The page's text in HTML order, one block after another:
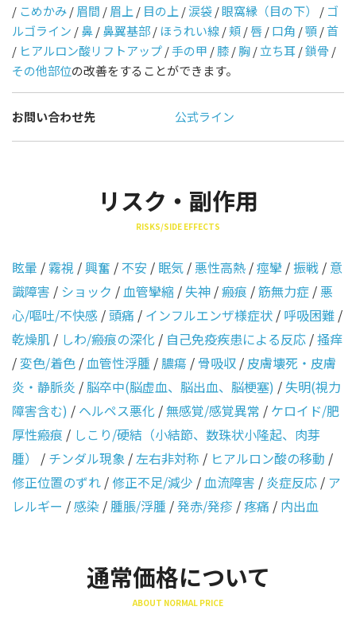
/ こめかみ/眉間 /眉上 / 目の上 /涙袋/眼窩縁（目の下） / ゴ
ルゴライン /鼻/鼻翼基部/ ほうれい線/頬/唇/口角 /顎/首
/ ヒアルロン酸リフトアップ/手の甲 /膝/胸/立ち耳/鎖骨 /
その他部位の改善をすることができます。
お問い合わせ先 公式ライン
リスク・副作用
RISKS/SIDE EFFECTS
眩暈 /霧視 /興奮 / 不安 / 眠気 /悪性高熱 /痙攣 /振戦 / 意
識障害 / ショック /血管攣縮 /失神 /瘢痕 /筋無力症 /悪
心/嘔吐/不快感 /頭痛 / インフルエンザ様症状 / 呼吸困難 /
乾燥肌 / しわ/瘢痕の深化 / 自己免疫疾患による反応 /掻痒
/変色/着色 /血管性浮腫 /膿瘍 / 骨吸収 / 皮膚壊死・皮膚
炎・静脈炎 /脳卒中(脳虚血、脳出血、脳梗塞) /失明(視力
障害含む) / ヘルペス悪化 /無感覚/感覚異常 / ケロイド/肥
厚性瘢痕 / しこり/硬結（小結節、数珠状小隆起、肉芽
腫）
/ チンダル現象 /左右非対称 / ヒアルロン酸の移動 /
修正位置のずれ /修正不足/減少 /血流障害 / 炎症反応 / ア
レルギー /感染 /腫脹/浮腫 /発赤/発疹 /疼痛 / 内出血
通常価格について
ABOUT NORMAL PRICE